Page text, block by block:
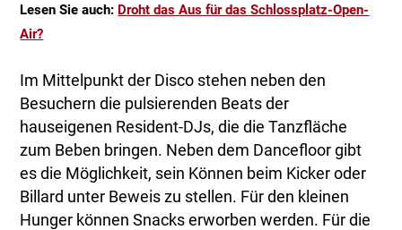
Lesen Sie auch: Droht das Aus für das Schlossplatz-Open-
Air?
Im Mittelpunkt der Disco stehen neben den
Besuchern die pulsierenden Beats der
hauseigenen Resident-DJs, die die Tanzfläche
zum Beben bringen. Neben dem Dancefloor gibt
es die Möglichkeit, sein Können beim Kicker oder
Billard unter Beweis zu stellen. Für den kleinen
Hunger können Snacks erworben werden. Für die